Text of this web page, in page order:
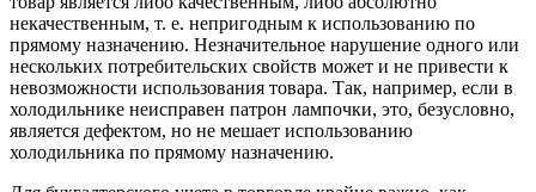
некачественным, т. е. непригодным к использованию по
прямому назначению. Незначительное нарушение одного или
нескольких потребительских свойств может и не привести к
невозможности использования товара. Так, например, если в
холодильнике неисправен патрон лампочки, это, безусловно,
является дефектом, но не мешает использованию
холодильника по прямому назначению.